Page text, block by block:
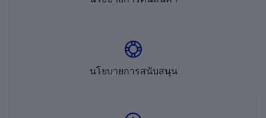
นโยบายการสนับสนุน